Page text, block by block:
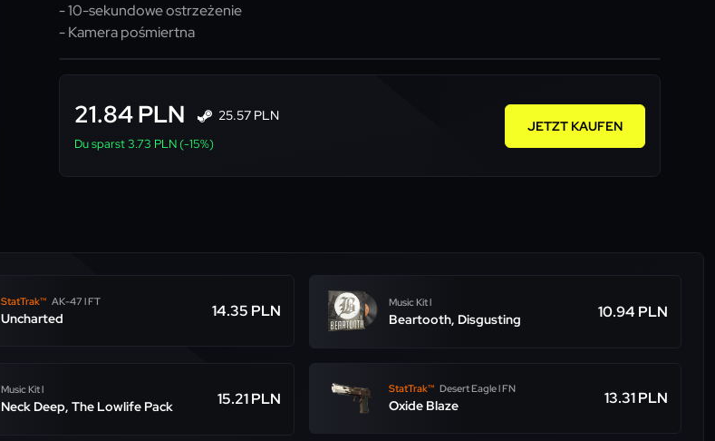
- 10-sekundowe ostrzeżenie
- Kamera pośmiertna
21.84 PLN 25.57 PLN
Du sparst 3.73 PLN (-15%)
JETZT KAUFEN
StatTrak™ AK-47 l FT
Uncharted 14.35 PLN Music Kit l
Beartooth, Disgusting 10.94 PLN
Music Kit l
Neck Deep, The Lowlife Pack 15.21 PLN
StatTrak™ Desert Eagle l FN
Oxide Blaze 13.31 PLN